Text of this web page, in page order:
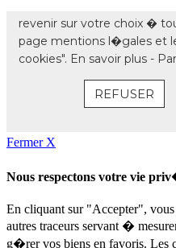
Fermer X
Nous respectons votre vie
En cliquant sur "Accepter",
autres traceurs servant �
g�rer vos biens en favoris. Les